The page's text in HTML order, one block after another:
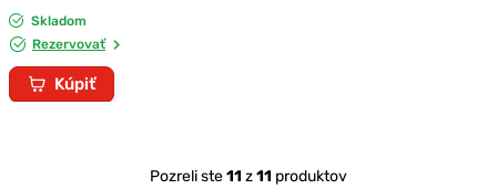
Skladom
Rezervovať
Kúpiť
Pozreli ste11 z11 produktov